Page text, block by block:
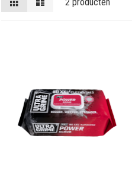
als
tabel